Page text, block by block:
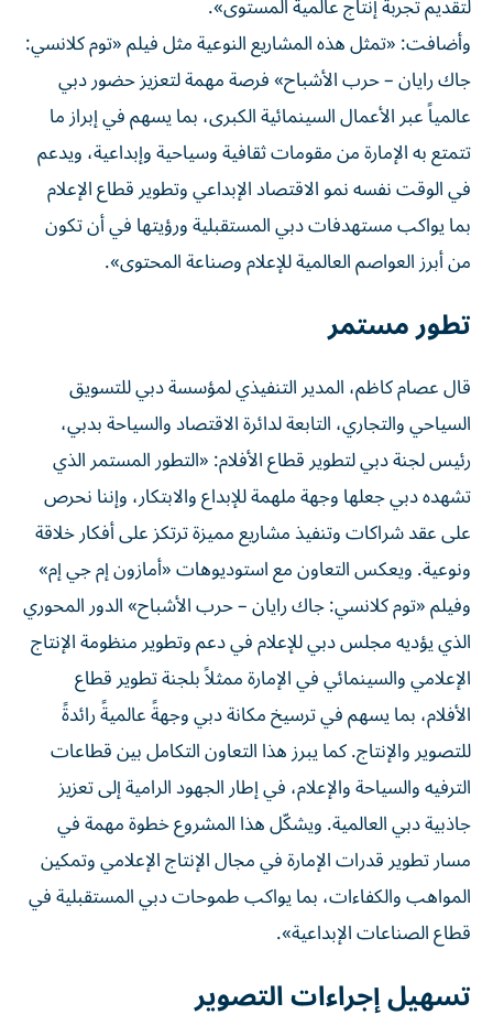
لتقديم تجربة إنتاج عالمية المستوى».
وأضافت: «تمثل هذه المشاريع النوعية مثل فيلم «توم كلانسي:
جاك رايان – حرب الأشباح» فرصة مهمة لتعزيز حضور دبي
عالمياً عبر الأعمال السينمائية الكبرى، بما يسهم في إبراز ما
تتمتع به الإمارة من مقومات ثقافية وسياحية وإبداعية، ويدعم
في الوقت نفسه نمو الاقتصاد الإبداعي وتطوير قطاع الإعلام
بما يواكب مستهدفات دبي المستقبلية ورؤيتها في أن تكون
من أبرز العواصم العالمية للإعلام وصناعة المحتوى».
تطور مستمر
قال عصام كاظم، المدير التنفيذي لمؤسسة دبي للتسويق
السياحي والتجاري، التابعة لدائرة الاقتصاد والسياحة بدبي،
رئيس لجنة دبي لتطوير قطاع الأفلام: «التطور المستمر الذي
تشهده دبي جعلها وجهة ملهمة للإبداع والابتكار، وإننا نحرص
على عقد شراكات وتنفيذ مشاريع مميزة ترتكز على أفكار خلاقة
ونوعية. ويعكس التعاون مع استوديوهات «أمازون إم جي إم»
وفيلم «توم كلانسي: جاك رايان – حرب الأشباح» الدور المحوري
الذي يؤديه مجلس دبي للإعلام في دعم وتطوير منظومة الإنتاج
الإعلامي والسينمائي في الإمارة ممثلاً بلجنة تطوير قطاع
الأفلام، بما يسهم في ترسيخ مكانة دبي وجهةً عالميةً رائدةً
للتصوير والإنتاج. كما يبرز هذا التعاون التكامل بين قطاعات
الترفيه والسياحة والإعلام، في إطار الجهود الرامية إلى تعزيز
جاذبية دبي العالمية. ويشكّل هذا المشروع خطوة مهمة في
مسار تطوير قدرات الإمارة في مجال الإنتاج الإعلامي وتمكين
المواهب والكفاءات، بما يواكب طموحات دبي المستقبلية في
قطاع الصناعات الإبداعية».
تسهيل إجراءات التصوير